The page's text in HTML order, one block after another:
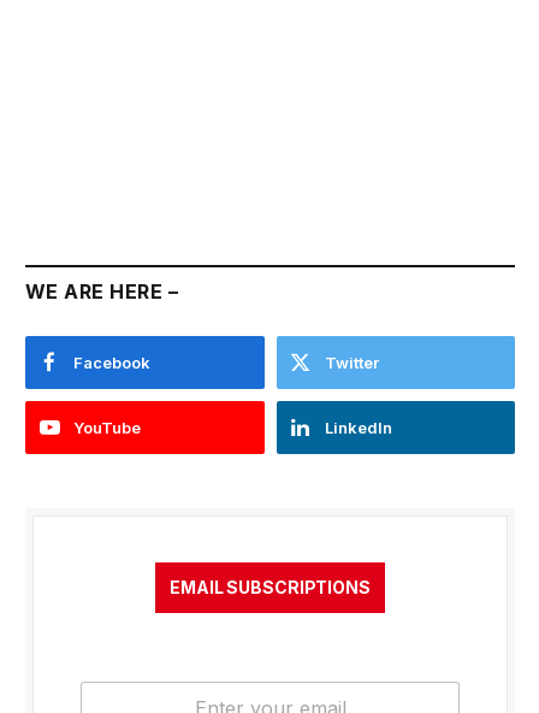
WE ARE HERE –
Facebook Twitter
YouTube LinkedIn
EMAIL SUBSCRIPTIONS
E